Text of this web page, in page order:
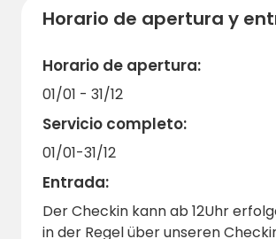
Prestamos especial atención ala
diseñado para que también
niños con movilidad reducida.
puede disponer de una zona de
duchas accesible en silla de
también es bienvenido previo
Panecillos recién horneados por
desayuno en la terraza, juegos y
para los niños, naturaleza en
Horario de apertura y
Horario de apertura:
01/01 - 31/12
Servicio completo:
01/01-31/12
Entrada:
Der Checkin kann ab 12Uhr
in der Regel über unseren